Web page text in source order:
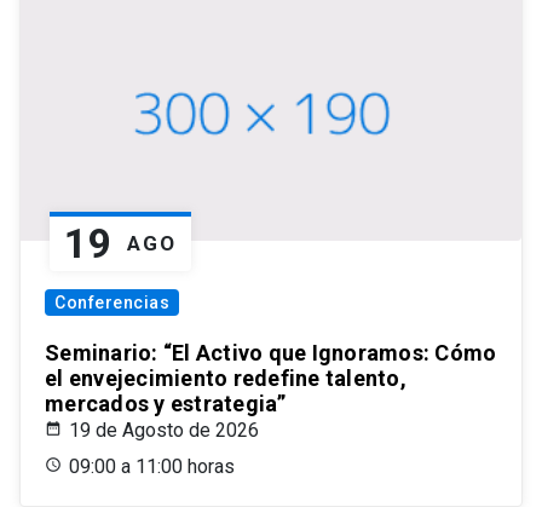
19 AGO
Conferencias
Seminario: “El Activo que Ignoramos: Cómo
el envejecimiento redefine talento,
mercados y estrategia”
19 de Agosto de 2026
09:00 a 11:00 horas